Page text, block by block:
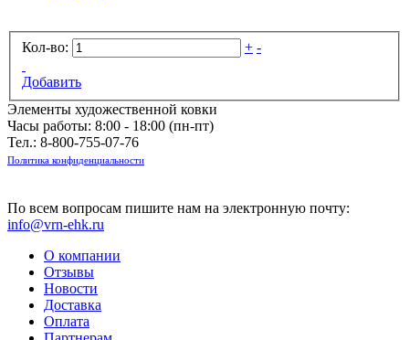
Кол-во: + -
Добавить
Элементы художественной ковки
Часы работы: 8:00 - 18:00 (пн-пт)
Тел.: 8-800-755-07-76
Политика конфиденциальности
По всем вопросам пишите нам на электронную почту:
info@vrn-ehk.ru
О компании
Отзывы
Новости
Доставка
Оплата